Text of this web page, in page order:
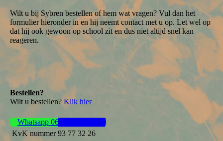
Wilt u bij Sybren bestellen of hem wat vragen? Vul dan het
formulier hieronder in en hij neemt contact met u op. Let wel op
dat hij ook gewoon op school zit en dus niet altijd snel kan
reageren.
Bestellen?
Wilt u bestellen? Klik hier
Whatsapp 06 44 57 37 61
KvK nummer 93 77 32 26